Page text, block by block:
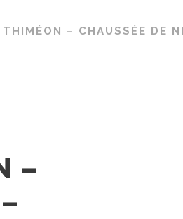
– CHAUSSÉE DE
–